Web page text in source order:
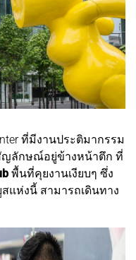
ที่มีงานประติมากรรม
ญลักษณ์อยู่ข้างหน้าตึก ที่
พื้นที่คุยงานเงียบๆ ซึ่ง
แห่งนี้ สามารถเดินทาง